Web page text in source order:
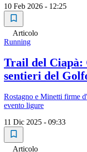
10 Feb 2026 - 12:25
Articolo
Running
Trail del Ciapà:
sentieri del
Rostagno e Minetti firme
evento ligure
11 Dic 2025 - 09:33
Articolo